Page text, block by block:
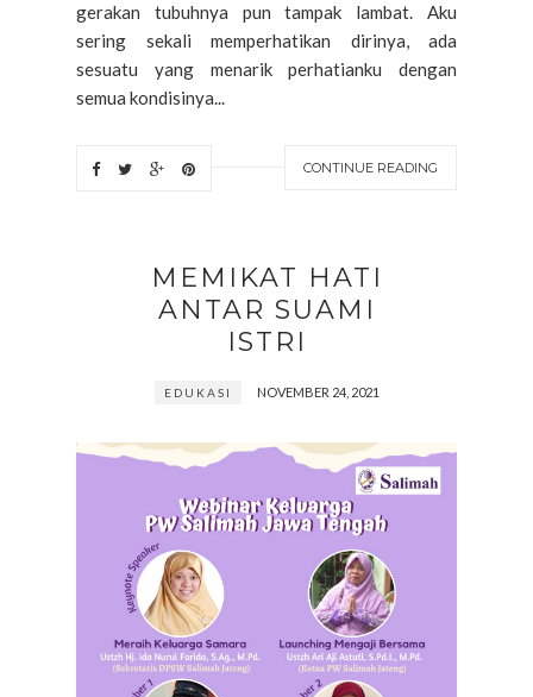
gerakan tubuhnya pun tampak lambat. Aku
sering sekali memperhatikan dirinya, ada
sesuatu yang menarik perhatianku dengan
semua kondisinya...
CONTINUE READING
MEMIKAT HATI
ANTAR SUAMI
ISTRI
EDUKASI NOVEMBER 24, 2021